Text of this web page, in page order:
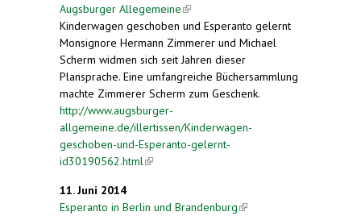
Augsburger Allegemeine(link is external)
Kinderwagen geschoben und Esperanto gelernt
Monsignore Hermann Zimmerer und Michael
Scherm widmen sich seit Jahren dieser
Plansprache. Eine umfangreiche Büchersammlung
machte Zimmerer Scherm zum Geschenk.
http://www.augsburger-
allgemeine.de/illertissen/Kinderwagen-
geschoben-und-Esperanto-gelernt-
id30190562.html (link is external)
11. Juni 2014
Esperanto in Berlin und Brandenburg(link is